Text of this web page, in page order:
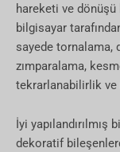
hareketi ve
bilgisayar
sayede tornalama,
zımparalama,
tekrarlanabilirlik
İyi yapılandırılmış
dekoratif